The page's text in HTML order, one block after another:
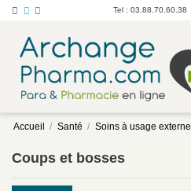
Tel : 03.88.70.60.38
Accueil Santé Soins à usage externe
Coups et bosses